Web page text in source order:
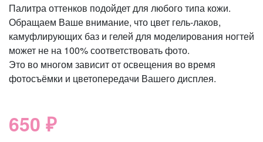
Палитра оттенков подойдет для любого типа кожи.
Обращаем Ваше внимание, что цвет гель-лаков,
камуфлирующих баз и гелей для моделирования ногтей
может не на 100% соответствовать фото.
Это во многом зависит от освещения во время
фотосъёмки и цветопередачи Вашего дисплея.
650 ₽